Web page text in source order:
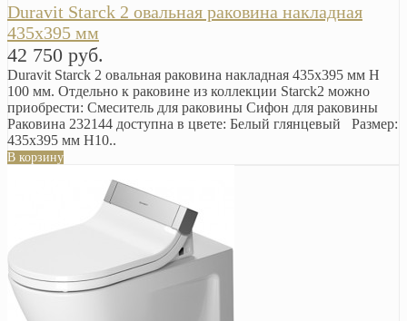
Duravit Starck 2 овальная раковина накладная
435х395 мм
42 750 руб.
Duravit Starck 2 овальная раковина накладная 435х395 мм H
100 мм. Отдельно к раковине из коллекции Starck2 можно
приобрести: Смеситель для раковины Сифон для раковины
Раковина 232144 доступна в цвете: Белый глянцевый Размер:
435х395 мм H10..
В корзину